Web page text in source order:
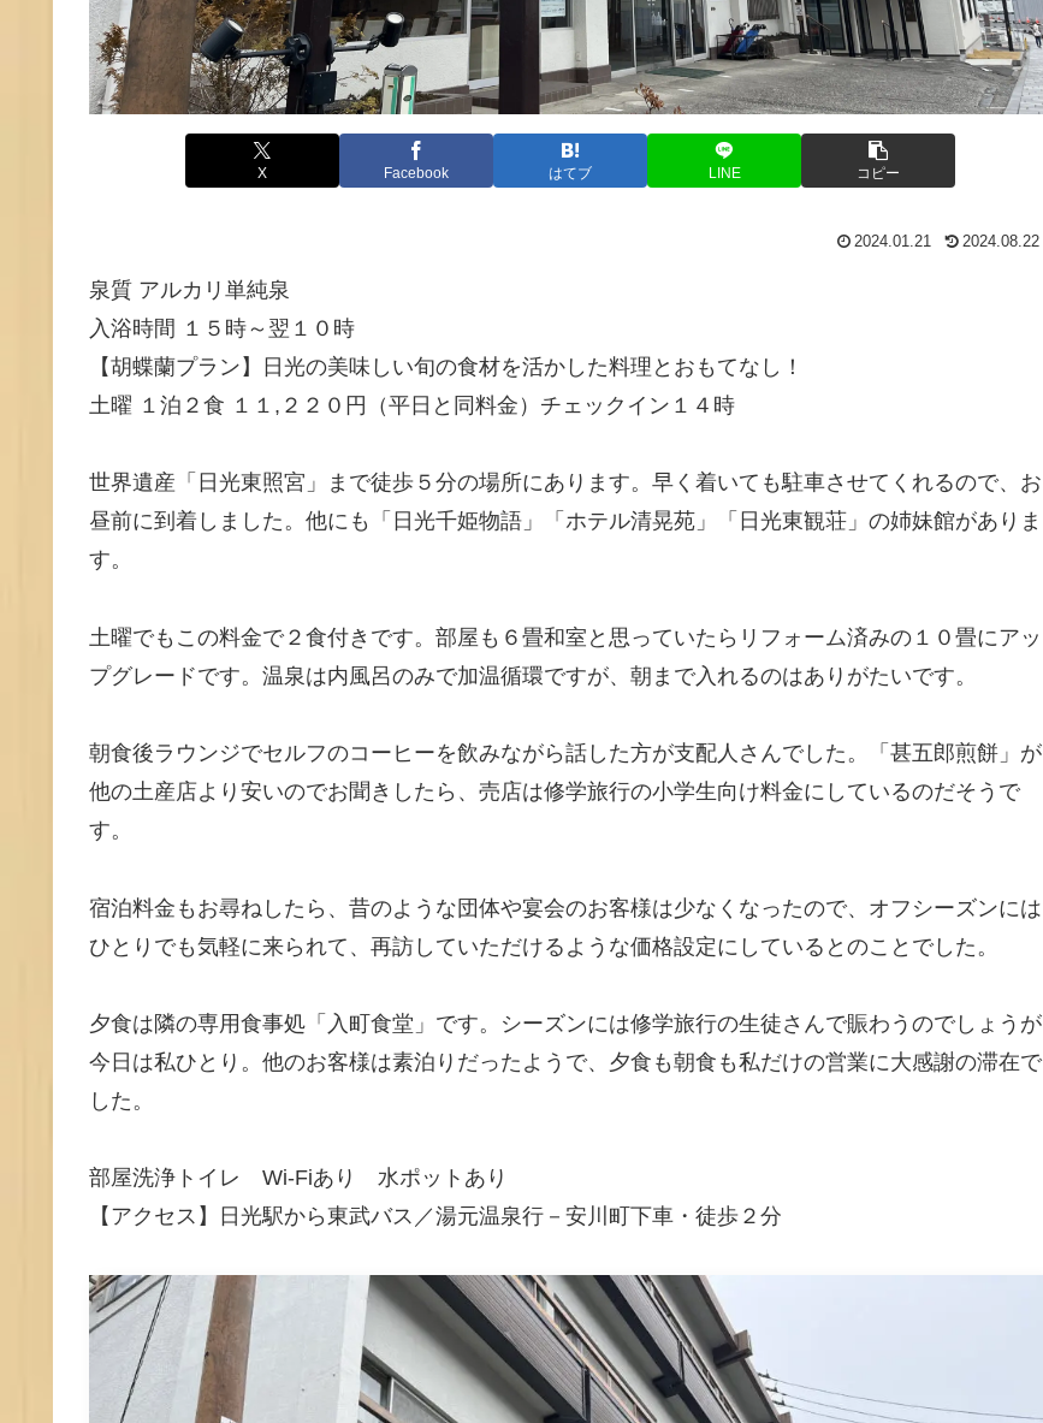
X Facebook はてブ LINE コピー
2024.01.21 2024.08.22
泉質 アルカリ単純泉
入浴時間 １５時～翌１０時
【胡蝶蘭プラン】日光の美味しい旬の食材を活かした料理とおもてなし！
土曜 １泊２食 １１,２２０円（平日と同料金）チェックイン１４時
世界遺産「日光東照宮」まで徒歩５分の場所にあります。早く着いても駐車させてくれるので、お
昼前に到着しました。他にも「日光千姫物語」「ホテル清晃苑」「日光東観荘」の姉妹館がありま
す。
土曜でもこの料金で２食付きです。部屋も６畳和室と思っていたらリフォーム済みの１０畳にアッ
プグレードです。温泉は内風呂のみで加温循環ですが、朝まで入れるのはありがたいです。
朝食後ラウンジでセルフのコーヒーを飲みながら話した方が支配人さんでした。「甚五郎煎餅」が
他の土産店より安いのでお聞きしたら、売店は修学旅行の小学生向け料金にしているのだそうで
す。
宿泊料金もお尋ねしたら、昔のような団体や宴会のお客様は少なくなったので、オフシーズンには
ひとりでも気軽に来られて、再訪していただけるような価格設定にしているとのことでした。
夕食は隣の専用食事処「入町食堂」です。シーズンには修学旅行の生徒さんで賑わうのでしょうが
今日は私ひとり。他のお客様は素泊りだったようで、夕食も朝食も私だけの営業に大感謝の滞在で
した。
部屋洗浄トイレ Wi-Fiあり 水ポットあり
【アクセス】日光駅から東武バス／湯元温泉行－安川町下車・徒歩２分